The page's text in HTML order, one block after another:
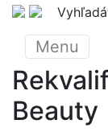
Menu
Beauty